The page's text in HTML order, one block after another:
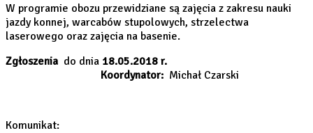
W programie obozu przewidziane są zajęcia z zakresu nauki
jazdy konnej, warcabów stupolowych, strzelectwa
laserowego oraz zajęcia na basenie.
Zgłoszenia do dnia 18.05.2018 r.
Koordynator: Michał Czarski
Komunikat: